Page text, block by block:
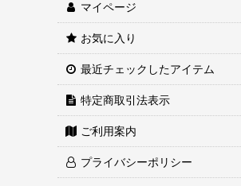
マイページ
お気に入り
最近チェックしたアイテム
特定商取引法表示
ご利用案内
プライバシーポリシー